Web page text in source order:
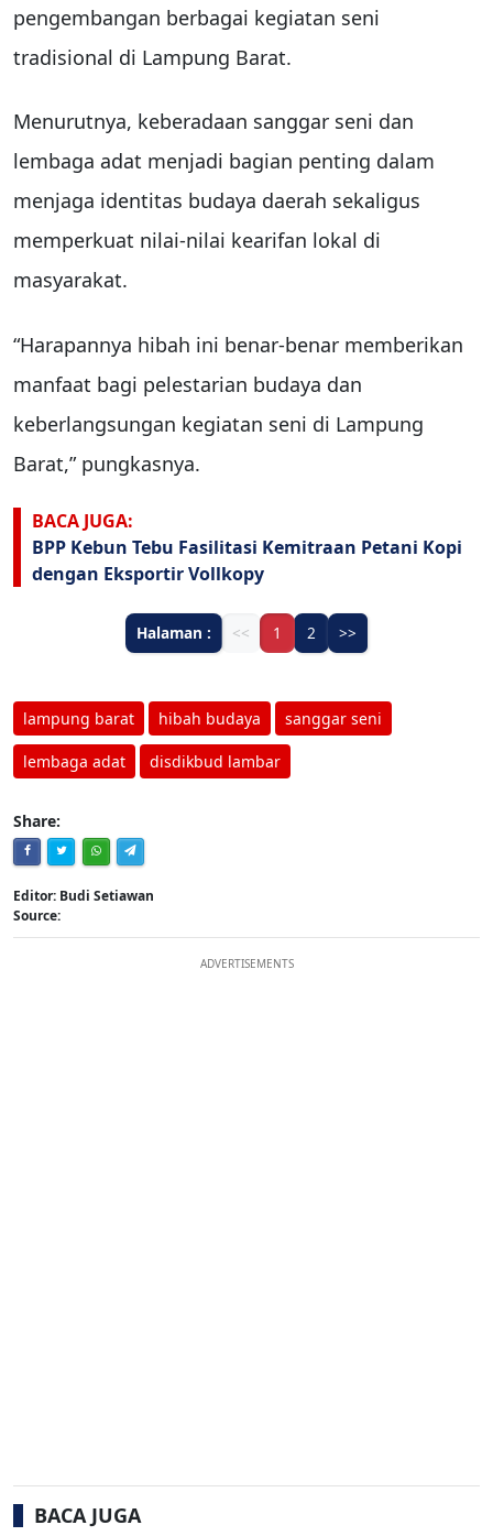
pengembangan berbagai kegiatan seni
tradisional di Lampung Barat.
Menurutnya, keberadaan sanggar seni dan
lembaga adat menjadi bagian penting dalam
menjaga identitas budaya daerah sekaligus
memperkuat nilai-nilai kearifan lokal di
masyarakat.
“Harapannya hibah ini benar-benar memberikan
manfaat bagi pelestarian budaya dan
keberlangsungan kegiatan seni di Lampung
Barat,” pungkasnya.
BACA JUGA:
BPP Kebun Tebu Fasilitasi Kemitraan Petani Kopi
dengan Eksportir Vollkopy
Halaman : << 1 2 >>
lampung barat hibah budaya sanggar seni
lembaga adat disdikbud lambar
Share:
Editor: Budi Setiawan
Source:
ADVERTISEMENTS
BACA JUGA